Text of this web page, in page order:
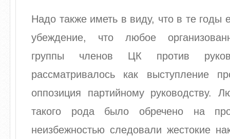
Надо также иметь в виду, что в те годы
убеждение, что любое
группы членов ЦК против
рассматривалось как выступление
оппозиция партийному руководству.
такого рода было обречено на
неизбежностью следовали жестокие